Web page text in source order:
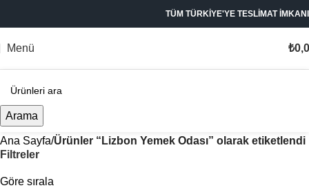
TÜM TÜRKİYE'YE TESLİMAT İMKANI
Menü ₺
Arama
Ana Sayfa Ürünler “Lizbon Yemek Odası” olarak etiketlendi
Filtreler
Göre sırala